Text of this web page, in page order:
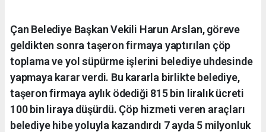
Çan Belediye Başkan Vekili Harun Arslan, göreve
geldikten sonra taşeron firmaya yaptırılan çöp
toplama ve yol süpürme işlerini belediye uhdesinde
yapmaya karar verdi. Bu kararla birlikte belediye,
taşeron firmaya aylık ödediği 815 bin liralık ücreti
100 bin liraya düşürdü. Çöp hizmeti veren araçları
belediye hibe yoluyla kazandırdı 7 ayda 5 milyonluk